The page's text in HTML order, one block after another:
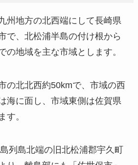
州地方の北西端にして長崎県
で、北松浦半島の付け根から
の地域を主な市域とします。
の北北西約50kmで、市域の西
海に面し、市域東側は佐賀県
す。
列島北端の旧北松浦郡宇久町